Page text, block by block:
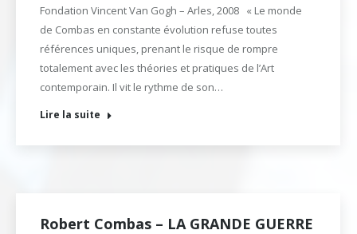
Fondation Vincent Van Gogh – Arles, 2008 « Le monde
de Combas en constante évolution refuse toutes
références uniques, prenant le risque de rompre
totalement avec les théories et pratiques de l’Art
contemporain. Il vit le rythme de son…
Lire la suite
Robert Combas – LA GRANDE GUERRE